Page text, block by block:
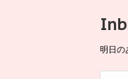
明日の